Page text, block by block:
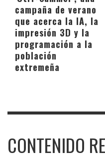
campaña de verano
que acerca la IA, la
impresión 3D y la
programación a la
población
extremeña
CONTENIDO